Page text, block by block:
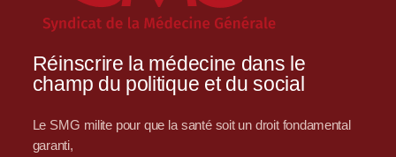
Réinscrire la médecine dans le
champ du politique et du social
Le SMG milite pour que la santé soit un droit fondamental
garanti,